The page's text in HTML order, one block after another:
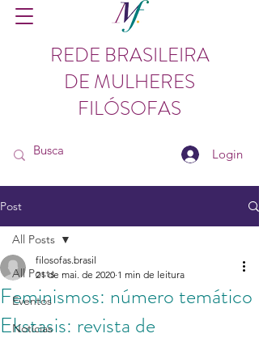
REDE BRASILEIRA
DE MULHERES
FILÓSOFAS
Login
Post
All Posts
Eventos
Notícias
All Posts
Feminismos: número temático
Ekstasis: revista de
filosofas.brasil
21 de mai. de 2020 1 min de leitura